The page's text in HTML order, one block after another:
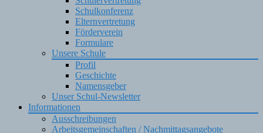
Schulkonferenz
Elternvertretung
Förderverein
Formulare
Unsere Schule
Profil
Geschichte
Namensgeber
Unser Schul-Newsletter
Informationen
Ausschreibungen
Arbeitsgemeinschaften / Nachmittagsangebote